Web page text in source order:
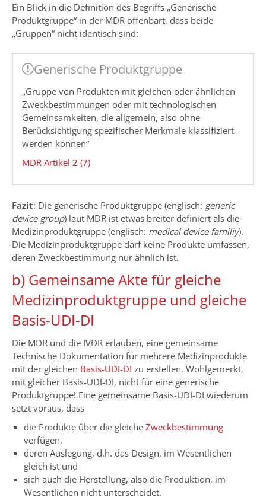
Ein Blick in die Definition des Begriffs „Generische
Produktgruppe“ in der MDR offenbart, dass beide
„Gruppen“ nicht identisch sind:
Generische Produktgruppe
„Gruppe von Produkten mit gleichen oder ähnlichen
Zweckbestimmungen oder mit technologischen
Gemeinsamkeiten, die allgemein, also ohne
Berücksichtigung spezifischer Merkmale klassifiziert
werden können“
MDR Artikel 2 (7)
Fazit: Die generische Produktgruppe (englisch: generic
device group) laut MDR ist etwas breiter definiert als die
Medizinproduktgruppe (englisch: medical device familiy).
Die Medizinproduktgruppe darf keine Produkte umfassen,
deren Zweckbestimmung nur ähnlich ist.
b) Gemeinsame Akte für gleiche
Medizinproduktgruppe und gleiche
Basis-UDI-DI
Die MDR und die IVDR erlauben, eine gemeinsame
Technische Dokumentation für mehrere Medizinprodukte
mit der gleichen Basis-UDI-DI zu erstellen. Wohlgemerkt,
mit gleicher Basis-UDI-DI, nicht für eine generische
Produktgruppe! Eine gemeinsame Basis-UDI-DI wiederum
setzt voraus, dass
die Produkte über die gleiche Zweckbestimmung
verfügen,
deren Auslegung, d.h. das Design, im Wesentlichen
gleich ist und
sich auch die Herstellung, also die Produktion, im
Wesentlichen nicht unterscheidet.